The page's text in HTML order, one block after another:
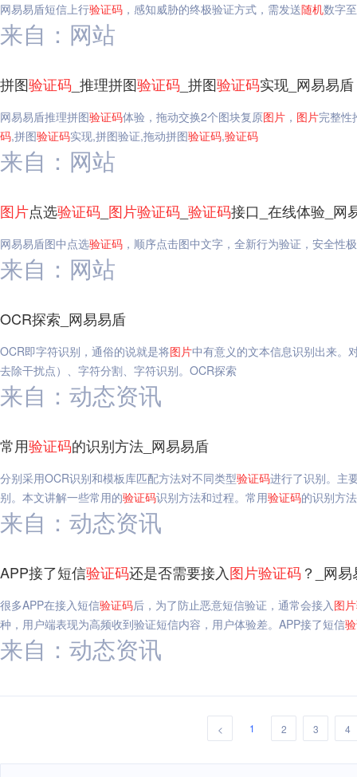
网易易盾短信上行验证码 ，感知威胁的终极验证方式，需发送随机数字
来自：网站
拼图验证码 _推理拼图验证码 _拼图验证码实现_网易易盾
网易易盾推理拼图验证码体验，拖动交换2个图块复原图片 ， 图片完整性
码,拼图验证码实现,拼图验证,拖动拼图验证码,验证码
来自：网站
图片点选验证码 图片验证码 验证码接口_在线体验_网
网易易盾图中点选验证码 ，顺序点击图中文字，全新行为验证，安全性
来自：网站
OCR探索_网易易盾
OCR即字符识别，通俗的说就是将图片中有意义的文本信息识别出来。
去除干扰点）、字符分割、字符识别。OCR探索
来自：动态资讯
常用验证码的识别方法_网易易盾
分别采用OCR识别和模板库匹配方法对不同类型验证码进行了识别。主
别。本文讲解一些常用的验证码识别方法和过程。常用验证码的识别方法
来自：动态资讯
APP接了短信验证码还是否需要接入图片验证码 ？_网
很多APP在接入短信验证码后，为了防止恶意短信验证，通常会接入图片
种，用户端表现为高频收到验证短信内容，用户体验差。APP接了短信
来自：动态资讯
< 1 2 3 4